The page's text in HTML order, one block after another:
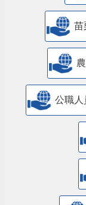
苗
公職人